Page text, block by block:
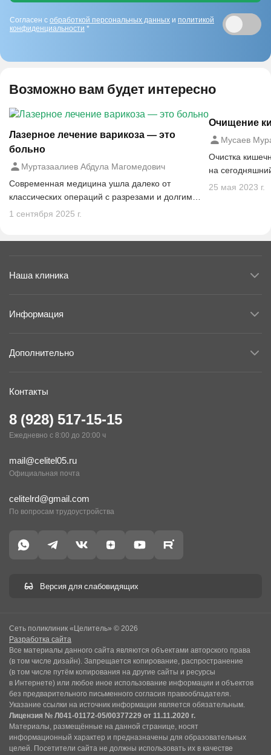
Согласен с обработкой персональных данных и политикой
конфиденциальности *
Возможно вам будет интересно
Лазерное лечение варикоза — это
больно
Муртазаалиев Абдула Магомедович
Современная медицина ушла далеко от
классических операций с разрезами и долгим
восстановлением.
1 сентября 2025 г.
Очищение
Мусаев
Очистка
на
разному
25 мая 2023 г.
Наша клиника
Информация
Дополнительно
Контакты
8 (928) 517-15-15
Ежедневно с 8:00 до 20:00 ч
mail@celitel05.ru
Официальная почта
celitelrd@gmail.com
По вопросам трудоустройства
Версия для слабовидящих
Сеть поликлиник «Целитель» © 2026
Разработка сайта
Все материалы данного сайта являются объектами авторского права
(в том числе дизайн). Запрещается копирование, распространение
(в том числе путём копирования на другие сайты и ресурсы
в Интернете) или любое иное использование информации и объектов
без предварительного письменного согласия правообладателя.
Указание ссылки на источник информации является обязательным.
Лицензия № Л041-01172-05/00377229 от 11.11.2020 г.
Материалы, размещённые на данной странице, носят
информационный характер и предназначены для образовательных
целей. Посетители сайта не должны использовать их в качестве